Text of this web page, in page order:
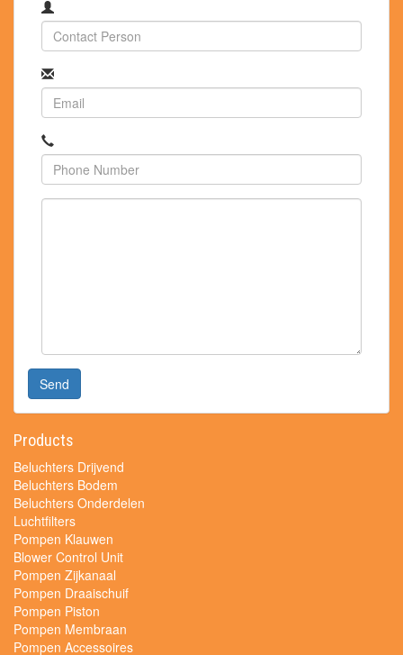
Send
Products
Beluchters Drijvend
Beluchters Bodem
Beluchters Onderdelen
Luchtfilters
Pompen Klauwen
Blower Control Unit
Pompen Zijkanaal
Pompen Draaischuif
Pompen Piston
Pompen Membraan
Pompen Accessoires